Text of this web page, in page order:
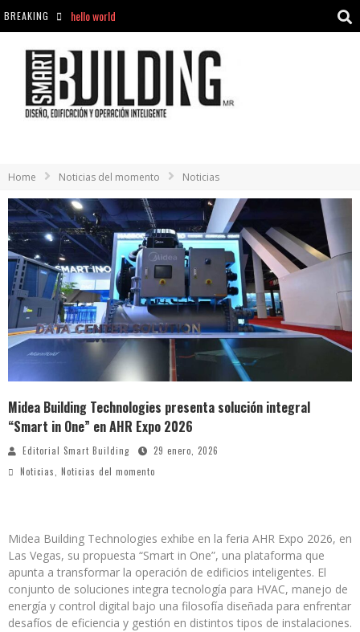
BREAKING hello world
hello world
Home Noticias del momento Noticias
Midea Building Technologies presenta solución integral
“Smart in One” en AHR Expo 2026
Editorial Smart Building
29 enero, 2026
Noticias, Noticias del momento
Midea Building Technologies exhibe en la feria AHR Expo 2026, en
Las Vegas, su propuesta “Smart in One”, una plataforma que
apunta a transformar la operación de edificios inteligentes. El
conjunto de soluciones integra tecnología para HVAC, manejo de
energía y control digital bajo una filosofía diseñada para enfrentar
desafíos de eficiencia y gestión en distintos tipos de instalaciones.